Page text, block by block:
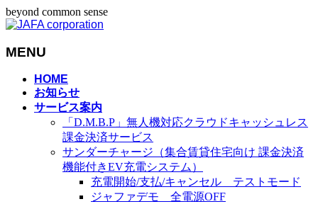
beyond common sense
MENU
HOME
お知らせ
サービス案内
「D.M.B.P」無人機対応クラウドキャッシュレス
課金決済サービス
サンダーチャージ（集合賃貸住宅向け 課金決済
機能付きEV充電システム）
充電開始/支払/キャンセル テストモード
ジャファデモ 全電源OFF